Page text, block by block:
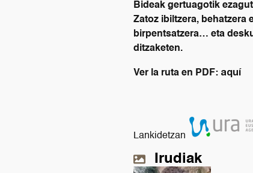
Bideak gertuagotik
Zatoz ibiltzera, behatzera
birpentsatzera… eta
ditzaketen.
Ver la ruta en PDF: aquí
Lankidetzan
Irudiak